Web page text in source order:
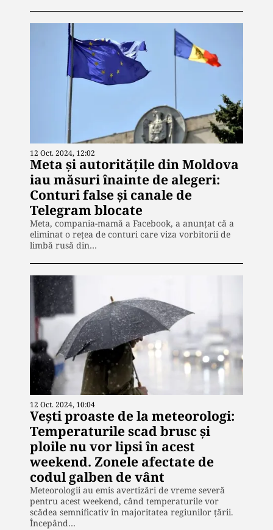
12 Oct. 2024, 12:02
Meta și autoritățile din Moldova
iau măsuri înainte de alegeri:
Conturi false și canale de
Telegram blocate
Meta, compania-mamă a Facebook, a anunțat că a
eliminat o rețea de conturi care viza vorbitorii de
limbă rusă din…
12 Oct. 2024, 10:04
Vești proaste de la meteorologi:
Temperaturile scad brusc și
ploile nu vor lipsi în acest
weekend. Zonele afectate de
codul galben de vânt
Meteorologii au emis avertizări de vreme severă
pentru acest weekend, când temperaturile vor
scădea semnificativ în majoritatea regiunilor țării.
Începând…